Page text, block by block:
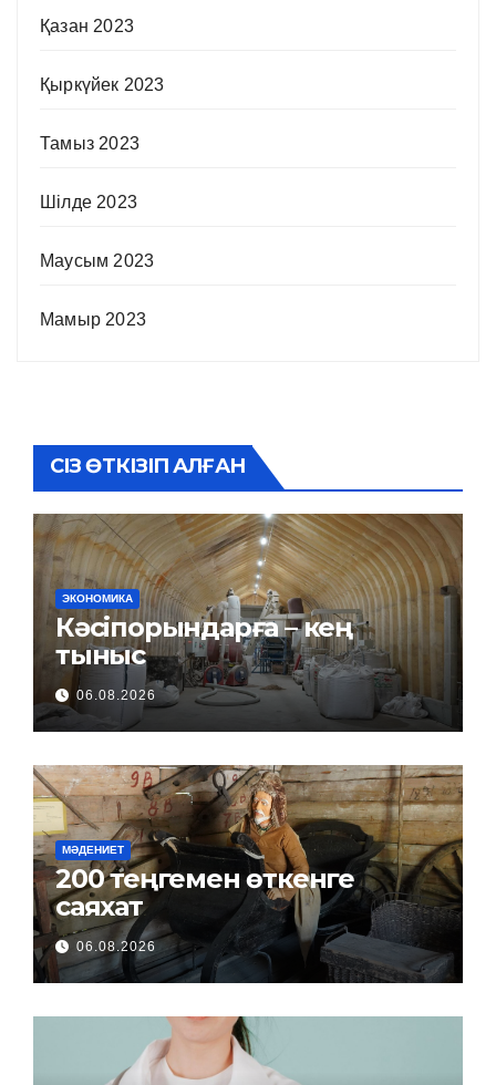
Қазан 2023
Қыркүйек 2023
Тамыз 2023
Шілде 2023
Маусым 2023
Мамыр 2023
СІЗ ӨТКІЗІП АЛҒАН
ЭКОНОМИКА
Кәсіпорындарға – кең
тыныс
06.08.2026
МӘДЕНИЕТ
200 теңгемен өткенге
саяхат
06.08.2026